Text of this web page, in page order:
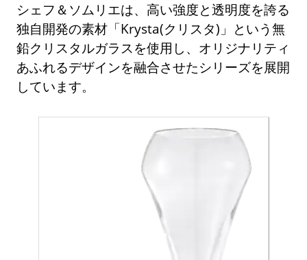
シェフ＆ソムリエは、高い強度と透明度を誇る
独自開発の素材「Krysta(クリスタ)」という無
鉛クリスタルガラスを使用し、オリジナリティ
あふれるデザインを融合させたシリーズを展開
しています。